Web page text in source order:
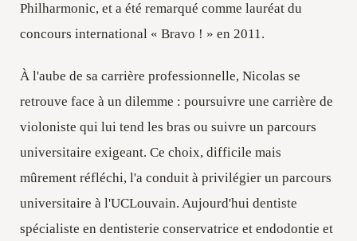
Philharmonic, et a été remarqué comme lauréat du
concours international « Bravo ! » en 2011.
À l'aube de sa carrière professionnelle, Nicolas se
retrouve face à un dilemme : poursuivre une carrière de
violoniste qui lui tend les bras ou suivre un parcours
universitaire exigeant. Ce choix, difficile mais
mûrement réfléchi, l'a conduit à privilégier un parcours
universitaire à l'UCLouvain. Aujourd'hui dentiste
spécialiste en dentisterie conservatrice et endodontie et